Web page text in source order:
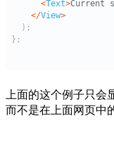
上面的这个例子只
而不是在上面网页中